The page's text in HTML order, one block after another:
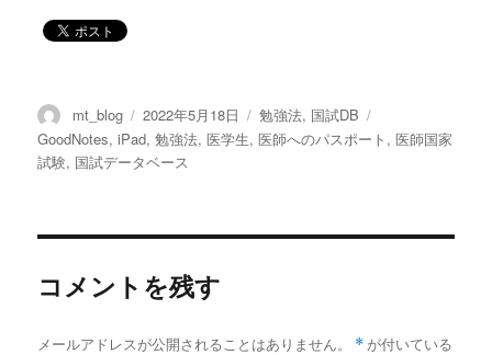
投
稿
者
mt_blog
投
稿
日:
2022年5月18日
カ
テ
勉強法, 国試DB
グ
GoodNotes,iPad,勉強法,医学生,医師へのパスポート ,医師国家
試験, 国試データベース
コメントを残す
メールアドレスが公開されることはありません。 * が付いている